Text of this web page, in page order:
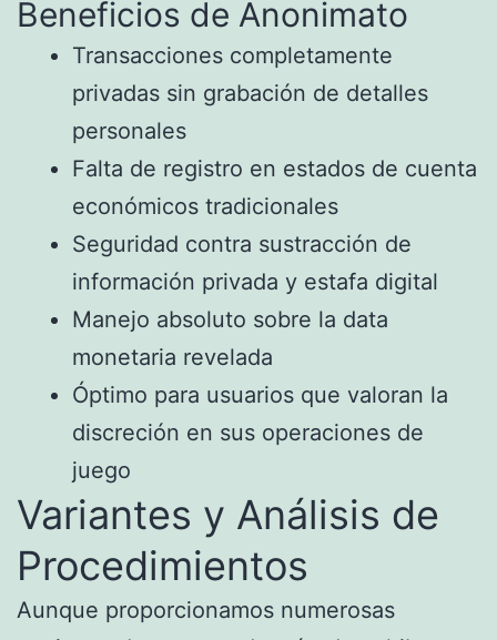
Beneficios de Anonimato
Transacciones completamente
privadas sin grabación de detalles
personales
Falta de registro en estados de cuenta
económicos tradicionales
Seguridad contra sustracción de
información privada y estafa digital
Manejo absoluto sobre la data
monetaria revelada
Óptimo para usuarios que valoran la
discreción en sus operaciones de
juego
Variantes y Análisis de
Procedimientos
Aunque proporcionamos numerosas